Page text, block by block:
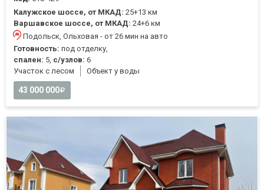
Калужское шоссе, от МКАД: 25+13 км
Варшавское шоссе, от МКАД: 24+6 км
Подольск, Ольховая - от 26 мин на авто
Готовность: под отделку,
спален: 5, с/узлов: 6
Участок с лесом
Объект у воды
43 000 000